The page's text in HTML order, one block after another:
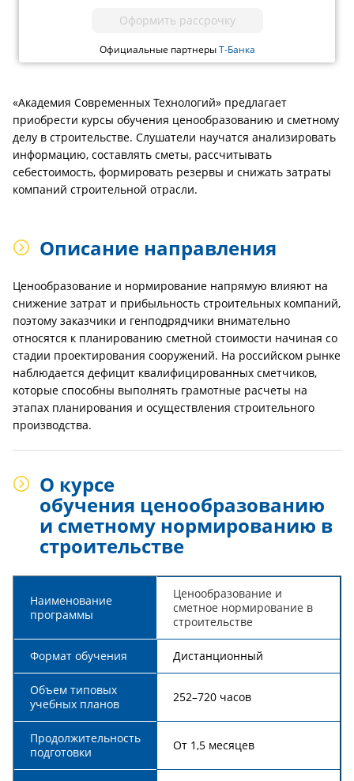
Оформить рассрочку
Официальные партнерыТ-Банка
«Академия Современных Технологий» предлагает
приобрести курсы обучения ценообразованию и сметному
делу в строительстве. Слушатели научатся анализировать
информацию, составлять сметы, рассчитывать
себестоимость, формировать резервы и снижать затраты
компаний строительной отрасли.
Описание направления
Ценообразование и нормирование напрямую влияют на
снижение затрат и прибыльность строительных компаний,
поэтому заказчики и генподрядчики внимательно
относятся к планированию сметной стоимости начиная со
стадии проектирования сооружений. На российском рынке
наблюдается дефицит квалифицированных сметчиков,
которые способны выполнять грамотные расчеты на
этапах планирования и осуществления строительного
производства.
О курсе
обучения ценообразованию
и сметному нормированию в
строительстве
Наименование
программы
Ценообразование и
сметное нормирование в
строительстве
Формат обучения Дистанционный
Объем типовых
учебных планов
252–720 часов
Продолжительность
подготовки
От 1,5 месяцев